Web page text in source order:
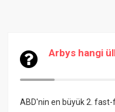
Arbys hangi
ABD'nin en büyük 2.